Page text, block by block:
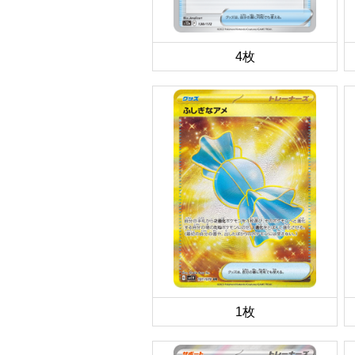
4枚
1枚